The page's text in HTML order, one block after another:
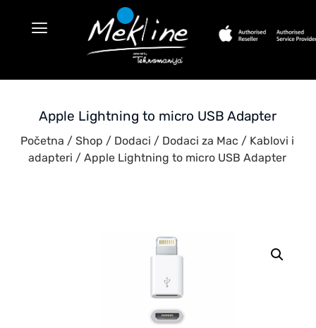
Apple Lightning to micro USB Adapter
Početna / Shop / Dodaci / Dodaci za Mac / Kablovi i
adapteri / Apple Lightning to micro USB Adapter